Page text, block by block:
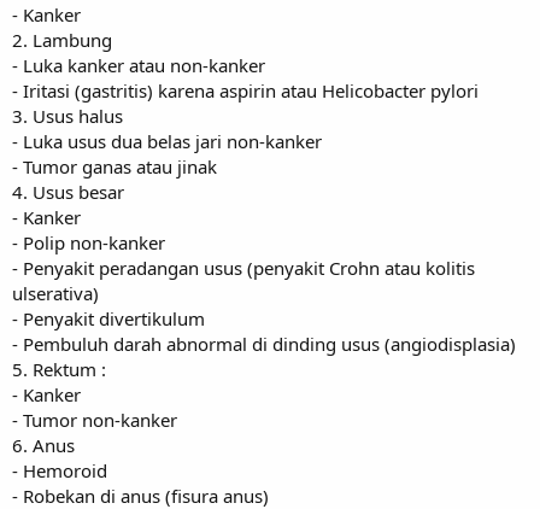
- Kanker
2. Lambung
- Luka kanker atau non-kanker
- Iritasi (gastritis) karena aspirin atau Helicobacter pylori
3. Usus halus
- Luka usus dua belas jari non-kanker
- Tumor ganas atau jinak
4. Usus besar
- Kanker
- Polip non-kanker
- Penyakit peradangan usus (penyakit Crohn atau kolitis
ulserativa)
- Penyakit divertikulum
- Pembuluh darah abnormal di dinding usus (angiodisplasia)
5. Rektum :
- Kanker
- Tumor non-kanker
6. Anus
- Hemoroid
- Robekan di anus (fisura anus)